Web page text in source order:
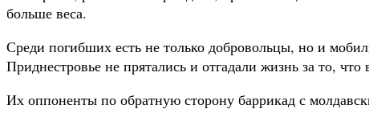
больше веса.
Среди погибших есть не только добровольцы, но и
Приднестровье не прятались и отгадали жизнь за то, что
Их оппоненты по обратную сторону баррикад с